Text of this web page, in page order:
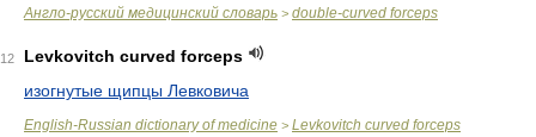
Англо-русский медицинский словарь > double-curved forceps
12
Levkovitch curved forceps
изогнутые щипцы Левковича
English-Russian dictionary of medicine > Levkovitch curved forceps